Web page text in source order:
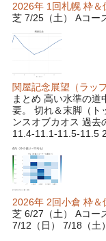
2026年 1回札幌 枠＆
芝 7/25（土） Aコー
関屋記念展望（ラッ
まとめ 高い水準の
要。 切れ＆末脚（ト
ンスオブカオス 過
11.4-11.1-11.5-11.5
2026年 2回小倉 枠＆
芝 6/27（土） Aコー
7/12（日） 7/18（土